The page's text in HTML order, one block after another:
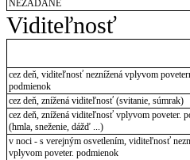
NEZADANÉ
Viditeľnosť
cez deň, viditeľnosť neznížená vplyvom
podmienok
cez deň, znížená viditeľnosť (svitanie, súmrak)
cez deň, znížená viditeľnosť vplyvom poveter.
(hmla, sneženie, dážď ...)
v noci - s verejným osvetlením, viditeľnosť
vplyvom poveter. podmienok